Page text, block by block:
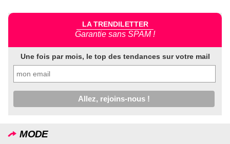
LA TRENDILETTER
Garantie sans SPAM !
Une fois par mois, le top des tendances sur votre mail
MODE